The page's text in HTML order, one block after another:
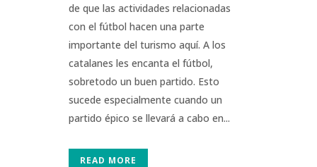
de que las actividades relacionadas
con el fútbol hacen una parte
importante del turismo aquí. A los
catalanes les encanta el fútbol,
sobretodo un buen partido. Esto
sucede especialmente cuando un
partido épico se llevará a cabo en...
READ MORE